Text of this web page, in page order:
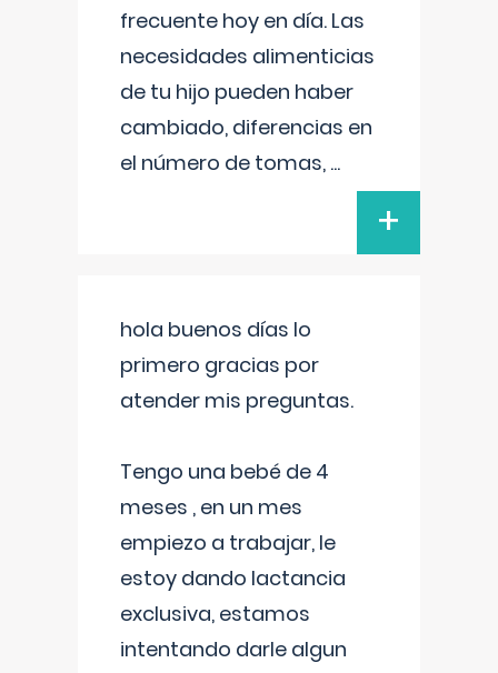
frecuente hoy en día. Las
necesidades alimenticias
de tu hijo pueden haber
cambiado, diferencias en
el número de tomas, ...
+
hola buenos días lo
primero gracias por
atender mis preguntas.
Tengo una bebé de 4
meses , en un mes
empiezo a trabajar, le
estoy dando lactancia
exclusiva, estamos
intentando darle algun